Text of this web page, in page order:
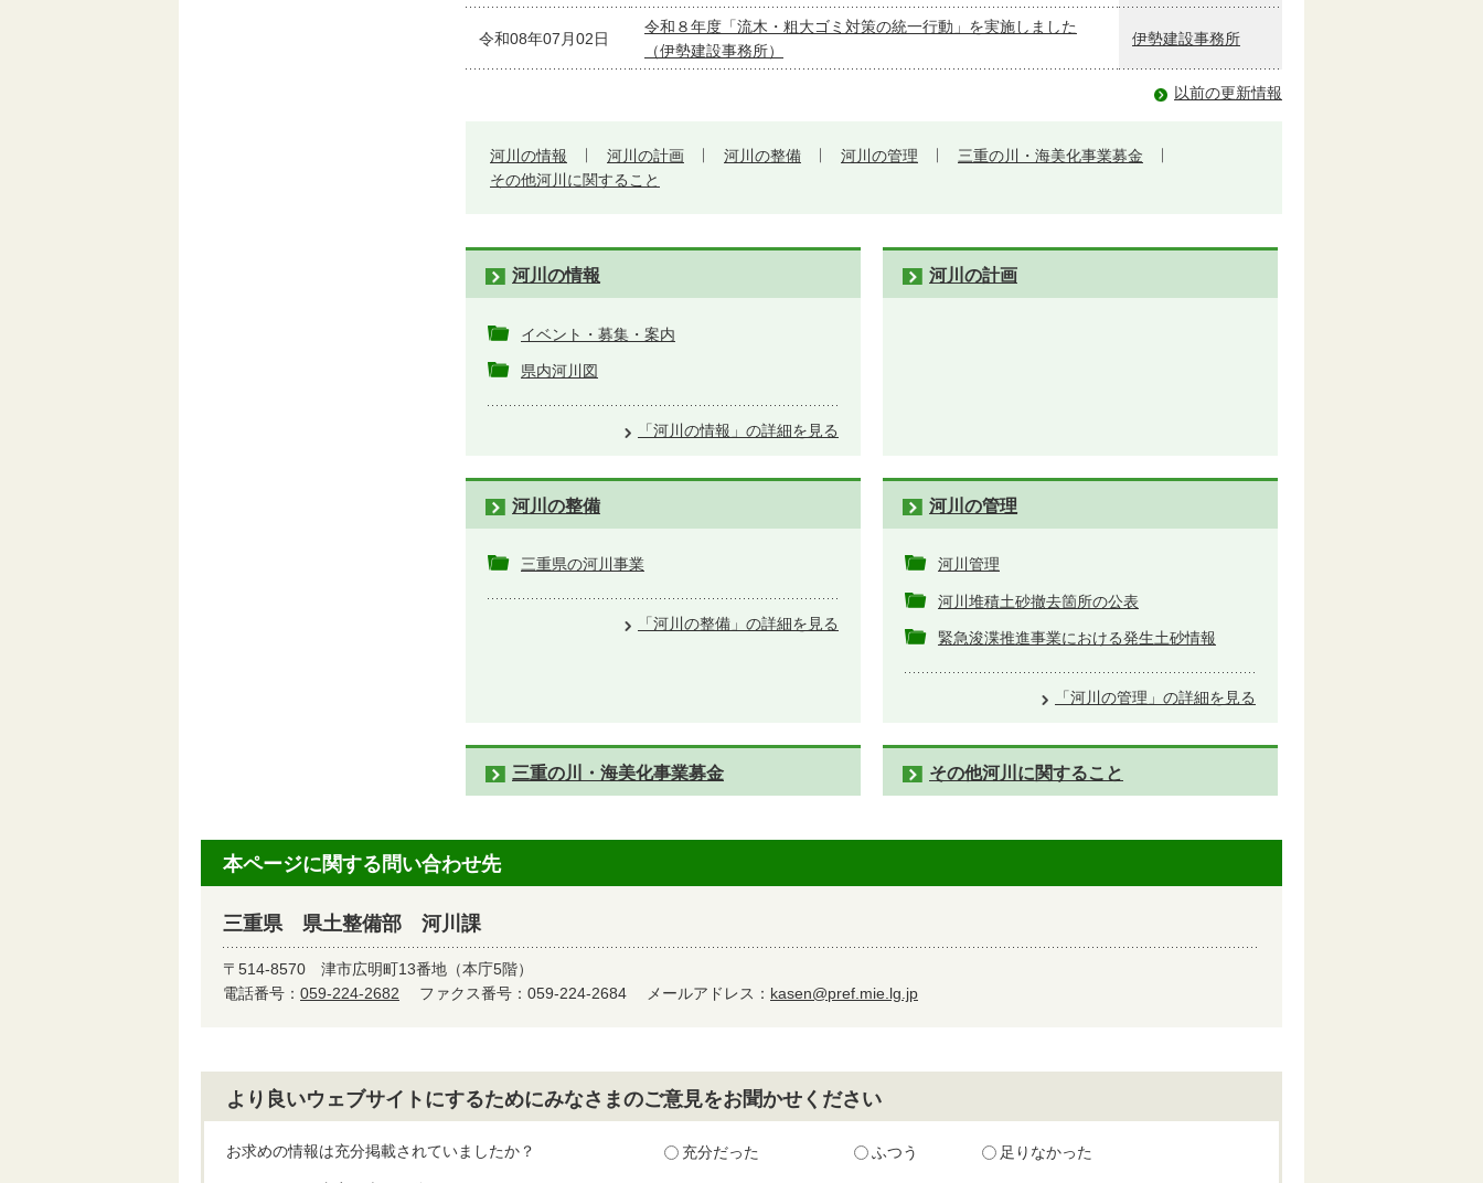
令和08年07月02日
令和８年度「流木・粗大ゴミ対策の統一行動」を実施しました
（伊勢建設事務所）
伊勢建設事務所
以前の更新情報
河川の情報 河川の計画 河川の整備 河川の管理
三重の川・海美化事業募金
その他河川に関すること
河川の情報
イベント・募集・案内
県内河川図
「河川の情報」の詳細を見る
河川の計画
河川の整備
三重県の河川事業
「河川の整備」の詳細を見る
河川の管理
河川管理
河川堆積土砂撤去箇所の公表
緊急浚渫推進事業における発生土砂情報
「河川の管理」の詳細を見る
三重の川・海美化事業募金 その他河川に関すること
本ページに関する問い合わせ先
三重県 県土整備部 河川課
〒514-8570 津市広明町13番地（本庁5階）
電話番号： 059-224-2682 ファクス番号：059-224-2684 メールアドレス： kasen@pref.mie.lg.jp
より良いウェブサイトにするためにみなさまのご意見をお聞かせください
お求めの情報は充分掲載されていましたか？ 充分だった ふつう 足りなかった